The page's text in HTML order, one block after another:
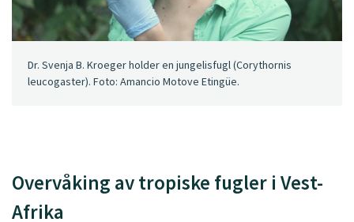
Dr. Svenja B. Kroeger holder en jungelisfugl (Corythornis
leucogaster). Foto: Amancio Motove Etingüe.
Overvåking av tropiske fugler i Vest-
Afrika